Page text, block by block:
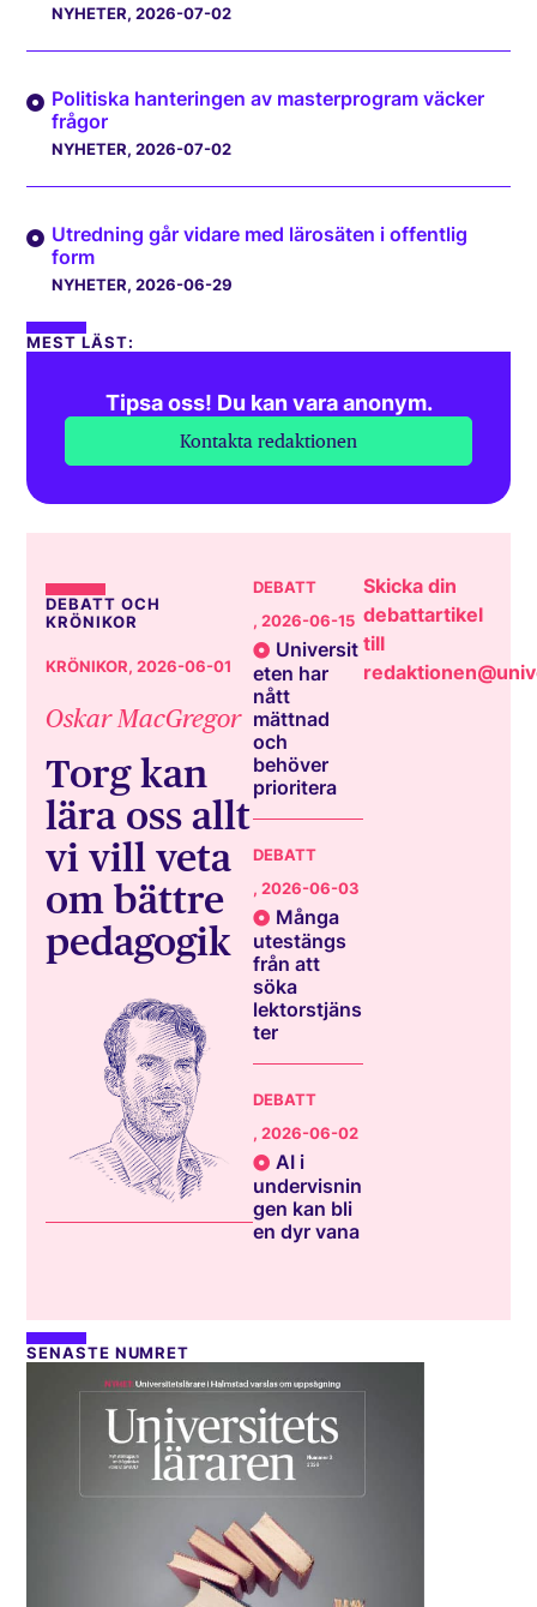
NYHETER, 2026-07-02
Politiska hanteringen av masterprogram väcker
frågor
NYHETER, 2026-07-02
Utredning går vidare med lärosäten i offentlig
form
NYHETER, 2026-06-29
MEST LÄST:
Tipsa oss! Du kan vara anonym.
Kontakta redaktionen
DEBATT OCH
KRÖNIKOR
KRÖNIKOR, 2026-06-01
Oskar MacGregor
Torg kan
lära oss allt
vi vill veta
om bättre
pedagogik
DEBATT
, 2026-06-15
Universit
eten har
nått
mättnad
och
behöver
prioritera
DEBATT
, 2026-06-03
Många
utestängs
från att
söka
lektorstjäns
ter
DEBATT
, 2026-06-02
AI i
undervisnin
gen kan bli
en dyr vana
Skicka din
debattartikel
till
SENASTE NUMRET